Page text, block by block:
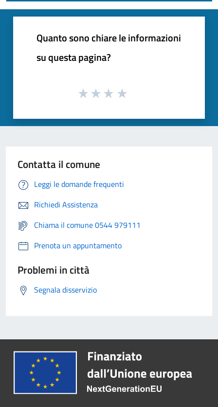
Quanto sono chiare le informazioni
su questa pagina?
Contatta il comune
Leggi le domande frequenti
Richiedi Assistenza
Chiama il comune 0544 979111
Prenota un appuntamento
Problemi in città
Segnala disservizio